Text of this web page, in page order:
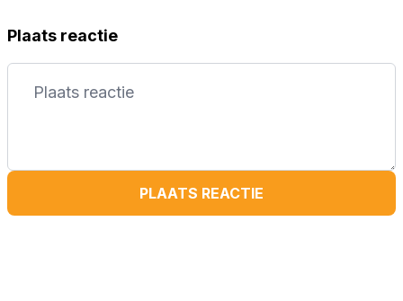
Plaats reactie
PLAATS REACTIE